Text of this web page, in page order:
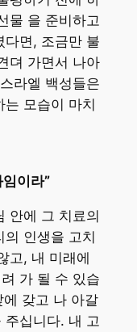
물 을 준비하고
다면, 조금만 불
뎌 가면서 나아
라엘 백성들은
모습이 마치
이라”
안에 그 치료의
의 인생을 고치
고, 내 미래에
가 될 수 있습
갖고 나 아갈
십니다. 내 고